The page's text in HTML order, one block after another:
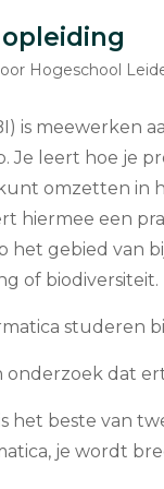
Hogeschool
is meewerken
Je leert hoe je
omzetten in
hiermee een
het gebied van
of biodiversiteit.
studeren
onderzoek dat
het beste van
je wordt